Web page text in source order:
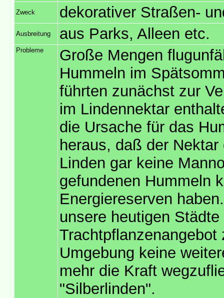
Zweck dekorativer Straßen-
Ausbreitung aus Parks, Alleen etc.
Probleme
Große Mengen
Hummeln im
führten zunächst zur
im Lindennektar
die Ursache für das
heraus, daß der
Linden gar keine
gefundenen Hummeln
Energiereserven
unsere heutigen
Umgebung keine
mehr die Kraft
"Silberlinden".